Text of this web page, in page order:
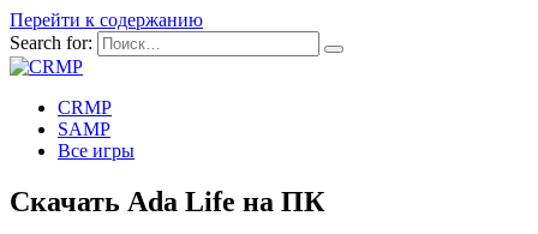
Перейти к содержанию
Search for:
CRMP
SAMP
Все игры
Скачать Ada Life на ПК